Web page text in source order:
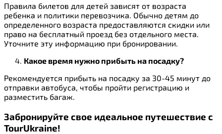
Правила билетов для детей зависят от возраста
ребенка и политики перевозчика. Обычно детям до
определенного возраста предоставляются скидки или
право на бесплатный проезд без отдельного места.
Уточните эту информацию при бронировании.
Какое время нужно прибыть на посадку?
Рекомендуется прибыть на посадку за 30-45 минут до
отправки автобуса, чтобы пройти регистрацию и
разместить багаж.
Забронируйте свое идеальное путешествие с
TourUkraine!